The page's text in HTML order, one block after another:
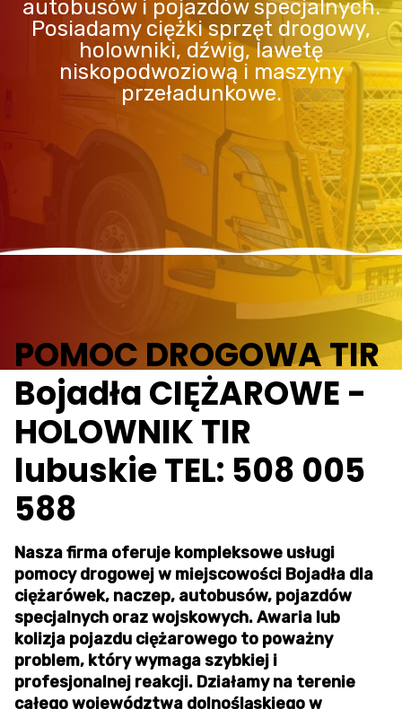
autobusów i pojazdów specjalnych.
Posiadamy ciężki sprzęt drogowy,
holowniki, dźwig, lawetę
niskopodwoziową i maszyny
przeładunkowe.
POMOC DROGOWA TIR
Bojadła CIĘŻAROWE -
HOLOWNIK TIR
lubuskie TEL: 508 005
588
Nasza firma oferuje kompleksowe usługi
pomocy drogowej w miejscowości Bojadła dla
ciężarówek, naczep, autobusów, pojazdów
specjalnych oraz wojskowych. Awaria lub
kolizja pojazdu ciężarowego to poważny
problem, który wymaga szybkiej i
profesjonalnej reakcji. Działamy na terenie
całego województwa dolnośląskiego w